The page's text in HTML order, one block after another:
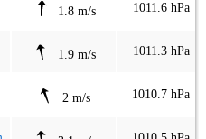
1.8 m/s 1011.6 hPa
1.9 m/s 1011.3 hPa
2 m/s 1010.7 hPa